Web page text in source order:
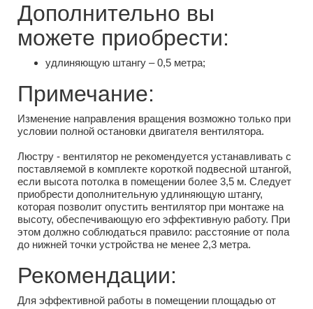
Дополнительно вы
можете приобрести:
удлиняющую штангу – 0,5 метра;
Примечание:
Изменение направления вращения возможно только при
условии полной остановки двигателя вентилятора.
Люстру - вентилятор не рекомендуется устанавливать с
поставляемой в комплекте короткой подвесной штангой,
если высота потолка в помещении более 3,5 м. Следует
приобрести дополнительную удлиняющую штангу,
которая позволит опустить вентилятор при монтаже на
высоту, обеспечивающую его эффективную работу. При
этом должно соблюдаться правило: расстояние от пола
до нижней точки устройства не менее 2,3 метра.
Рекомендации:
Для эффективной работы в помещении площадью от